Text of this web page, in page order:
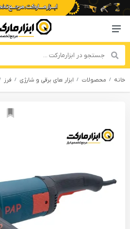
Menu Navigation
خانه محصولات ابزار های برقی و شارژی فرز